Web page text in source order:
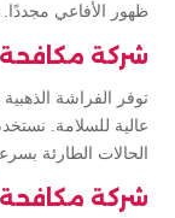
ظهور الأفاعي
شركة
توفر الفراشة
عالية للسلامة.
الحالات الطارئة
شركة